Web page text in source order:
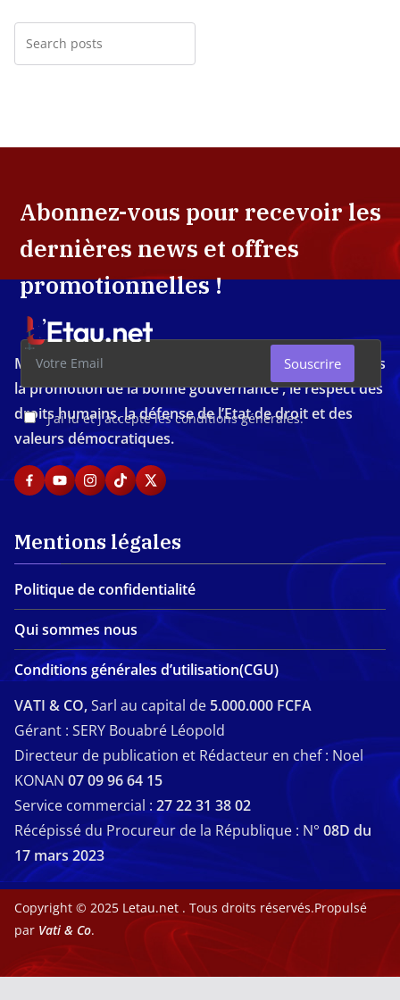
Abonnez-vous pour recevoir les
dernières news et offres
promotionnelles !
J'ai lu et j'accepte les conditions générales.
Souscrire
Média d'investigation ivoirien résolument engagé dans
la promotion de la bonne gouvernance , le respect des
droits humains, la défense de l’Etat de droit et des
valeurs démocratiques.
Mentions légales
Politique de confidentialité
Qui sommes nous
Conditions générales d’utilisation(CGU)
VATI & CO,Sarl au capital de 5.000.000 FCFA
Gérant : SERY Bouabré Léopold
Directeur de publication et Rédacteur en chef : Noel
KONAN 07 09 96 64 15
Service commercial : 27 22 31 38 02
Récépissé du Procureur de la République : N° 08D du
17 mars 2023
Copyright © 2025 Letau.net . Tous droits réservés.Propulsé
par Vati & Co.